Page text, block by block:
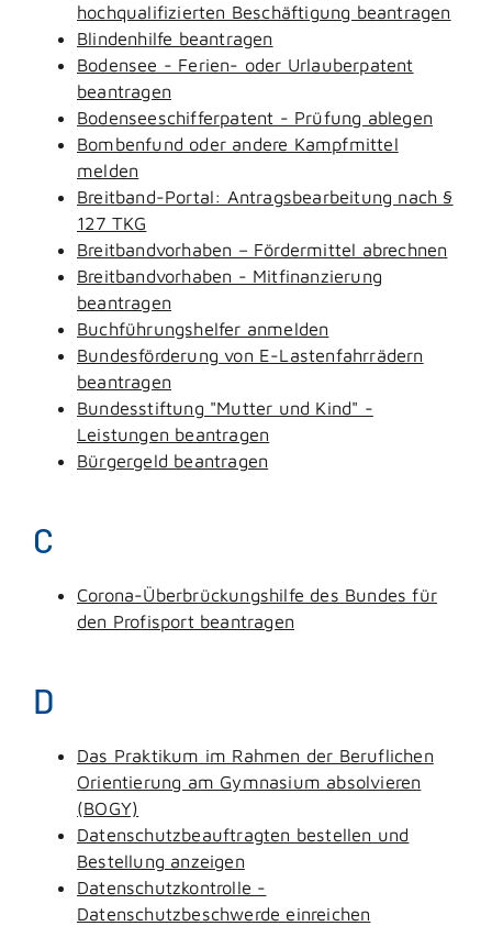
hochqualifizierten Beschäftigung beantragen
Blindenhilfe beantragen
Bodensee - Ferien- oder Urlauberpatent
beantragen
Bodenseeschifferpatent - Prüfung ablegen
Bombenfund oder andere Kampfmittel
melden
Breitband-Portal: Antragsbearbeitung nach §
127 TKG
Breitbandvorhaben – Fördermittel abrechnen
Breitbandvorhaben - Mitfinanzierung
beantragen
Buchführungshelfer anmelden
Bundesförderung von E-Lastenfahrrädern
beantragen
Bundesstiftung "Mutter und Kind" -
Leistungen beantragen
Bürgergeld beantragen
C
Corona-Überbrückungshilfe des Bundes für
den Profisport beantragen
D
Das Praktikum im Rahmen der Beruflichen
Orientierung am Gymnasium absolvieren
(BOGY)
Datenschutzbeauftragten bestellen und
Bestellung anzeigen
Datenschutzkontrolle -
Datenschutzbeschwerde einreichen